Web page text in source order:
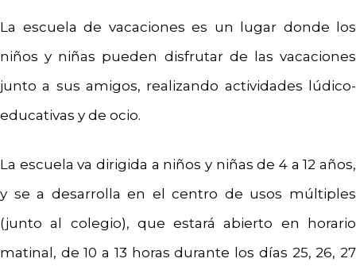
La escuela de vacaciones es un lugar donde los
niños y niñas pueden disfrutar de las vacaciones
junto a sus amigos, realizando actividades lúdico-
educativas y de ocio.
La escuela va dirigida a niños y niñas de 4 a 12 años,
y se a desarrolla en el centro de usos múltiples
(junto al colegio), que estará abierto en horario
matinal, de 10 a 13 horas durante los días 25, 26, 27